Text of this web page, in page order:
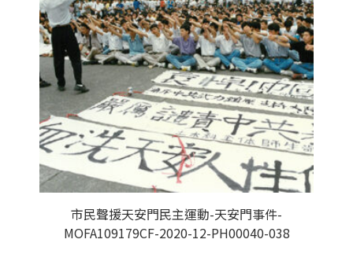
市民聲援天安門民主運動-天安門事件-
MOFA109179CF-2020-12-PH00040-038